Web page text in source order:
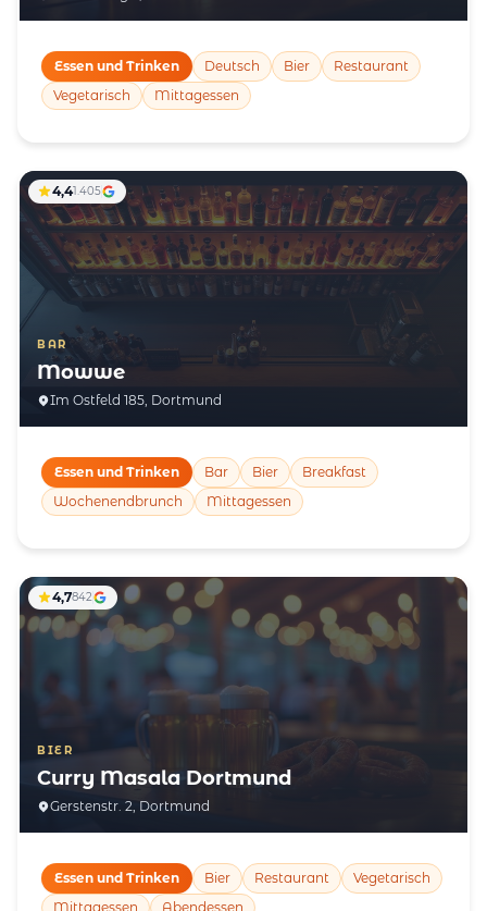
Essen und Trinken Deutsch Bier
Restaurant
Vegetarisch
Mittagessen
BAR
Mowwe
Im Ostfeld 185, Dortmund
4,41.405
Essen und Trinken Bar Bier
Breakfast
Wochenendbrunch
Mittagessen
BIER
Curry Masala Dortmund
Gerstenstr. 2, Dortmund
4,7842
Essen und Trinken Bier Restaurant
Vegetarisch
Mittagessen
Abendessen